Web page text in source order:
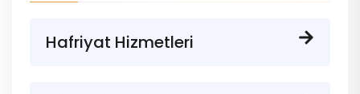
Hafriyat Hizmetleri